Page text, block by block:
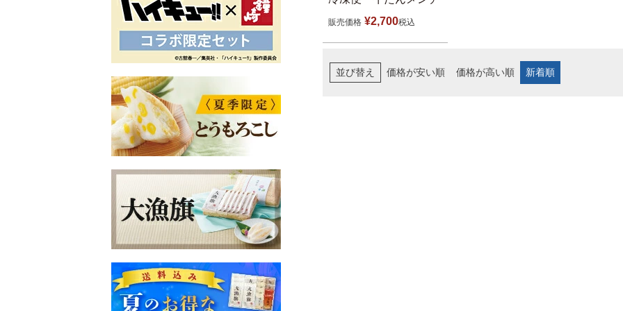
販売価格 ¥2,700税込
並び替え 価格が安い順 価格が高い順 新着順